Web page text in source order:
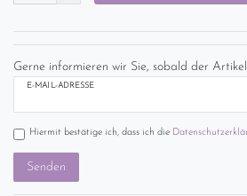
Gerne informieren wir Sie, sobald der
E-MAIL-ADRESSE
Hiermit bestätige ich, dass ich die
Senden